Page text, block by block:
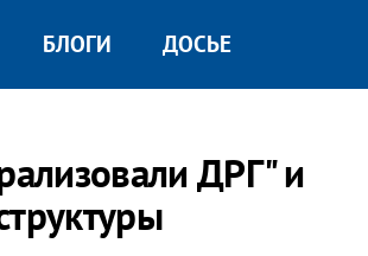
БЛОГИ ДОСЬЕ
ДРГ" и